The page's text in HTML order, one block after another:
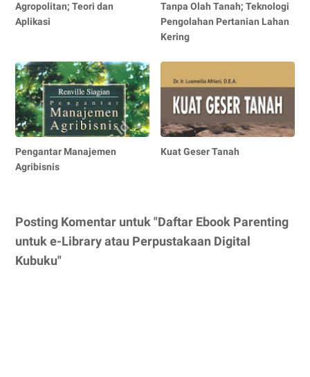
Agropolitan; Teori dan
Aplikasi
Tanpa Olah Tanah; Teknologi
Pengolahan Pertanian Lahan
Kering
Pengantar Manajemen
Agribisnis
Kuat Geser Tanah
Posting Komentar untuk "Daftar Ebook Parenting
untuk e-Library atau Perpustakaan Digital
Kubuku"